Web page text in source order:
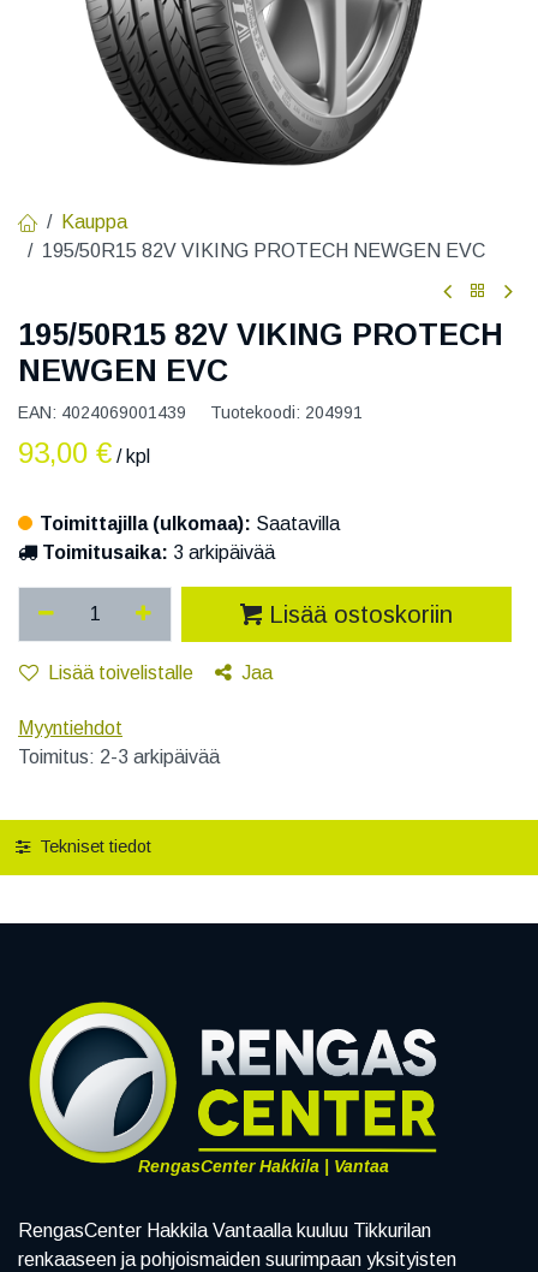
Kauppa
195/50R15 82V VIKING PROTECH NEWGEN EVC
195/50R15 82V VIKING PROTECH
NEWGEN EVC
EAN: 4024069001439 Tuotekoodi: 204991
93,00 € / kpl
Toimittajilla (ulkomaa): Saatavilla
Toimitusaika: 3 arkipäivää
Lisää ostoskoriin
Lisää toivelistalle Jaa
Myyntiehdot
Toimitus: 2-3 arkipäivää
Tekniset tiedot
RengasCenter Hakkila | Vantaa
RengasCenter Hakkila Vantaalla kuuluu Tikkurilan
renkaaseen ja pohjoismaiden suurimpaan yksityisten